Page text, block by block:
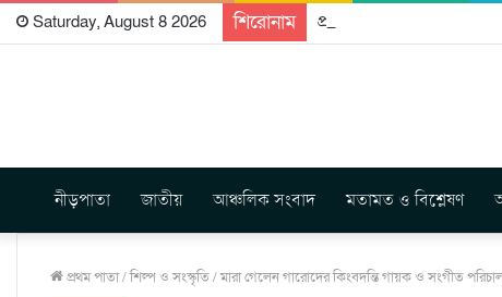
Saturday, August 8 2026 শিরোনাম প্রকাশিত হতে যাচ্ছে দি
নীড়পাতা জাতীয় আঞ্চলিক সংবাদ মতামত ও বিশ্লেষণ
প্রথম পাতা/শিল্প ও সংস্কৃতি/মারা গেলেন গারোদের কিংবদন্তি গায়ক ও সংগীত